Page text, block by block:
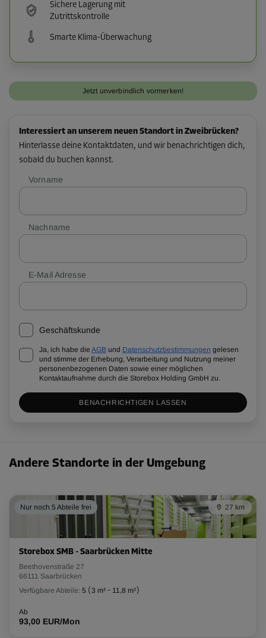
Sichere Lagerung mit
Zutrittskontrolle
Smarte Klima-Überwachung
Jetzt unverbindlich vormerken!
Interessiert an unserem neuen Standort in Zweibrücken?
Hinterlasse deine Kontaktdaten, und wir benachrichtigen dich,
sobald du buchen kannst.
Vorname
Nachname
E-Mail Adresse
Geschäftskunde
Ja, ich habe die AGB und Datenschutzbestimmungen gelesen
und stimme der Erhebung, Verarbeitung und Nutzung meiner
personenbezogenen Daten sowie einer möglichen
Kontaktaufnahme durch die Storebox Holding GmbH zu.
BENACHRICHTIGEN LASSEN
Andere Standorte in der Umgebung
Nur noch 5 Abteile frei 27 km
Storebox SMB - Saarbrücken Mitte
Beethovenstraße 27
66111 Saarbrücken
Verfügbare Abteile: 5 (3 m² - 11,8 m²)
Ab
93,00 EUR/Mon